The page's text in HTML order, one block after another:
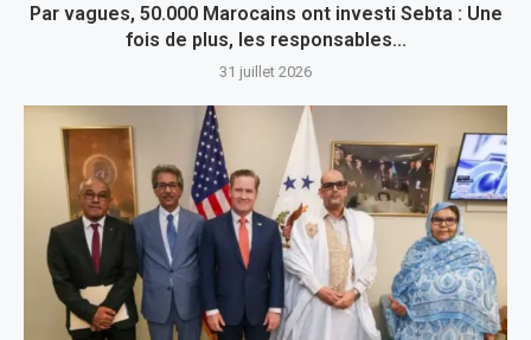
Par vagues, 50.000 Marocains ont investi Sebta : Une
fois de plus, les responsables...
31 juillet 2026